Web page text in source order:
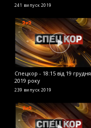
241 випуск 2019
Спецкор - 18:15 від 19 грудня
2019 року
239 випуск 2019